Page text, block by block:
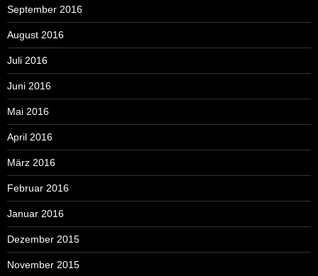
September 2016
August 2016
Juli 2016
Juni 2016
Mai 2016
April 2016
März 2016
Februar 2016
Januar 2016
Dezember 2015
November 2015